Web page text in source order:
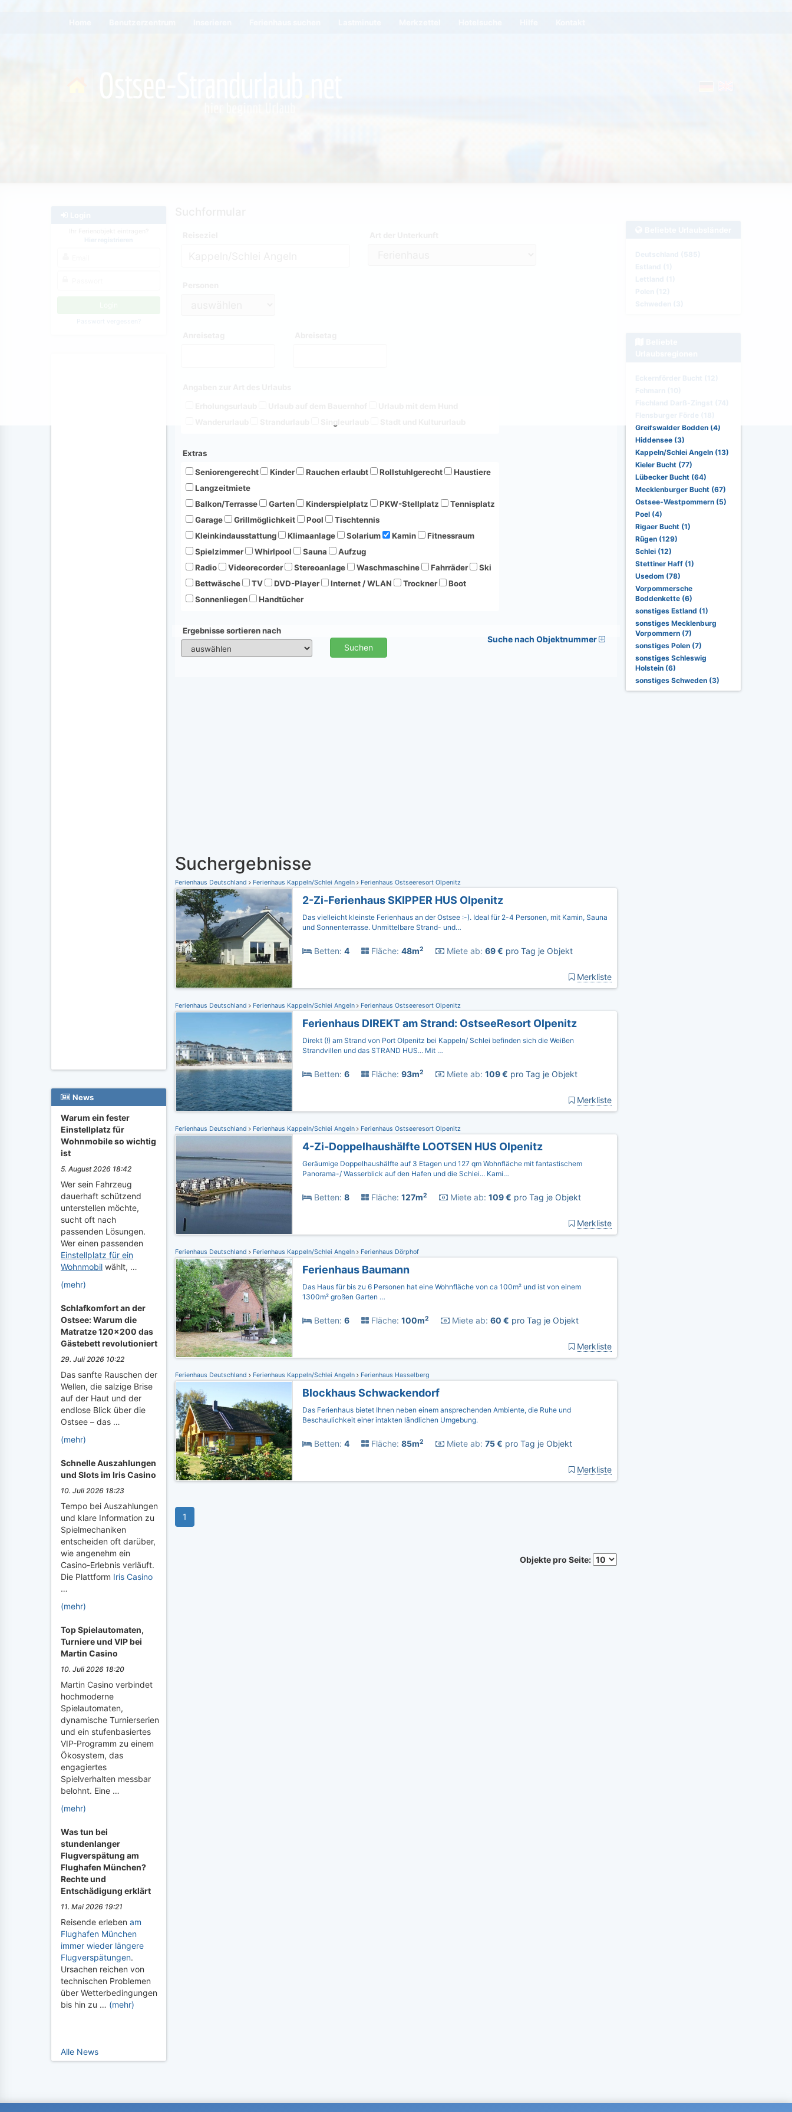
News
Warum ein fester
Einstellplatz für
Wohnmobile so wichtig
ist
5. August 2026 18:42
Wer sein Fahrzeug
dauerhaft schützend
unterstellen möchte,
sucht oft nach
passenden Lösungen.
Wer einen passenden
Einstellplatz für ein
Wohnmobil wählt, …
(mehr)
Schlafkomfort an der
Ostsee: Warum die
Matratze 120x200 das
Gästebett revolutioniert
29. Juli 2026 10:22
Das sanfte Rauschen der
Wellen, die salzige Brise
auf der Haut und der
endlose Blick über die
Ostsee – das …
(mehr)
Schnelle Auszahlungen
und Slots im Iris Casino
10. Juli 2026 18:23
Tempo bei Auszahlungen
und klare Information zu
Spielmechaniken
entscheiden oft darüber,
wie angenehm ein
Casino-Erlebnis verläuft.
Die Plattform Iris Casino
…
(mehr)
Top Spielautomaten,
Turniere und VIP bei
Martin Casino
10. Juli 2026 18:20
Martin Casino verbindet
hochmoderne
Spielautomaten,
dynamische Turnierserien
und ein stufenbasiertes
VIP-Programm zu einem
Ökosystem, das
engagiertes
Spielverhalten messbar
belohnt. Eine …
(mehr)
Was tun bei
stundenlanger
Flugverspätung am
Flughafen München?
Rechte und
Entschädigung erklärt
11. Mai 2026 19:21
Reisende erleben am
Flughafen München
immer wieder längere
Flugverspätungen.
Ursachen reichen von
technischen Problemen
über Wetterbedingungen
bis hin zu … (mehr)
Alle News
Extras
Seniorengerecht
Kinder Rauchen erlaubt Rollstuhlgerecht
Haustiere
Langzeitmiete
Balkon/Terrasse
Garten Kinderspielplatz PKW-Stellplatz
Tennisplatz
Garage
Grillmöglichkeit Pool
Tischtennis
Kleinkindausstattung
Klimaanlage Solarium Kamin
Fitnessraum
Spielzimmer
Whirlpool Sauna
Aufzug
Radio
Videorecorder Stereoanlage Waschmaschine Fahrräder
Ski
Bettwäsche
TV DVD-Player Internet / WLAN Trockner
Boot
Sonnenliegen
Handtücher
Ergebnisse sortieren nach
Suchen
Suche nach Objektnummer
Suchergebnisse
Ferienhaus Deutschland Ferienhaus Kappeln/Schlei Angeln Ferienhaus Ostseeresort Olpenitz
2-Zi-Ferienhaus SKIPPER HUS Olpenitz
Das vielleicht kleinste Ferienhaus an der Ostsee :-). Ideal für 2-4 Personen, mit Kamin, Sauna
und Sonnenterrasse. Unmittelbare Strand- und…
Betten: 4 Fläche: 48m2 Miete ab: 69 € pro Tag je Objekt
Merkliste
Ferienhaus Deutschland Ferienhaus Kappeln/Schlei Angeln Ferienhaus Ostseeresort Olpenitz
Ferienhaus DIREKT am Strand: OstseeResort Olpenitz
Direkt (!) am Strand von Port Olpenitz bei Kappeln/ Schlei befinden sich die Weißen
Strandvillen und das STRAND HUS... Mit …
Betten: 6 Fläche: 93m2 Miete ab: 109 € pro Tag je Objekt
Merkliste
Ferienhaus Deutschland Ferienhaus Kappeln/Schlei Angeln Ferienhaus Ostseeresort Olpenitz
4-Zi-Doppelhaushälfte LOOTSEN HUS Olpenitz
Geräumige Doppelhaushälfte auf 3 Etagen und 127 qm Wohnfläche mit fantastischem
Panorama-/ Wasserblick auf den Hafen und die Schlei... Kami…
Betten: 8 Fläche: 127m2 Miete ab: 109 € pro Tag je Objekt
Merkliste
Ferienhaus Deutschland Ferienhaus Kappeln/Schlei Angeln Ferienhaus Dörphof
Ferienhaus Baumann
Das Haus für bis zu 6 Personen hat eine Wohnfläche von ca 100m² und ist von einem
1300m² großen Garten …
Betten: 6 Fläche: 100m2 Miete ab: 60 € pro Tag je Objekt
Merkliste
Ferienhaus Deutschland Ferienhaus Kappeln/Schlei Angeln Ferienhaus Hasselberg
Blockhaus Schwackendorf
Das Ferienhaus bietet Ihnen neben einem ansprechenden Ambiente, die Ruhe und
Beschaulichkeit einer intakten ländlichen Umgebung.
Betten: 4 Fläche: 85m2 Miete ab: 75 € pro Tag je Objekt
Merkliste
1
Objekte pro Seite:
Greifswalder Bodden (4)
Hiddensee (3)
Kappeln/Schlei Angeln (13)
Kieler Bucht (77)
Lübecker Bucht (64)
Mecklenburger Bucht (67)
Ostsee-Westpommern (5)
Poel (4)
Rigaer Bucht (1)
Rügen (129)
Schlei (12)
Stettiner Haff (1)
Usedom (78)
Vorpommersche
Boddenkette (6)
sonstiges Estland (1)
sonstiges Mecklenburg
Vorpommern (7)
sonstiges Polen (7)
sonstiges Schleswig
Holstein (6)
sonstiges Schweden (3)